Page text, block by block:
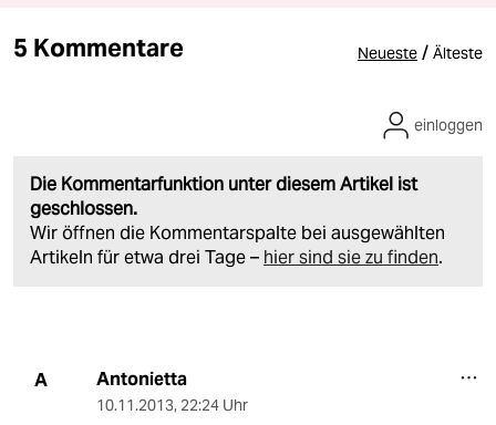
5 Kommentare Neueste / Älteste
Die Kommentarfunktion unter diesem Artikel ist
geschlossen.
Wir öffnen die Kommentarspalte bei ausgewählten
Artikeln für etwa drei Tage – hier sind sie zu finden.
einloggen
A Antonietta
10.11.2013, 22:24 Uhr